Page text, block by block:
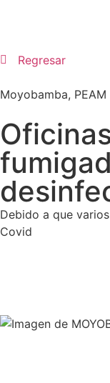
Regresar
Moyobamba, PEAM
Debido a que
Covid